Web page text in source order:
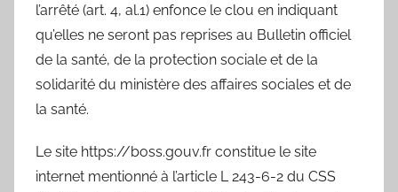
l’arrêté (art. 4, al.1) enfonce le clou en indiquant
qu’elles ne seront pas reprises au Bulletin officiel
de la santé, de la protection sociale et de la
solidarité du ministère des affaires sociales et de
la santé.
Le site https://boss.gouv.fr constitue le site
internet mentionné à l’article L 243-6-2 du CSS